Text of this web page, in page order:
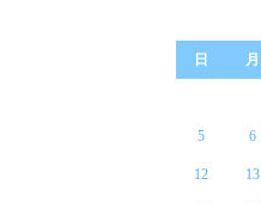
日 月
5 6
12 13